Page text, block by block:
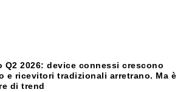
Q2 2026: device connessi crescono
e ricevitori tradizionali arretrano. Ma è
di trend